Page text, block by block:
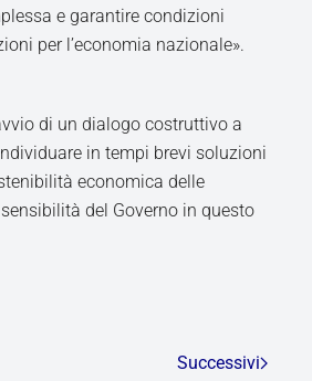
e garantire condizioni
per l’economia nazionale».
di un dialogo costruttivo a
in tempi brevi soluzioni
economica delle
del Governo in questo
Successivi